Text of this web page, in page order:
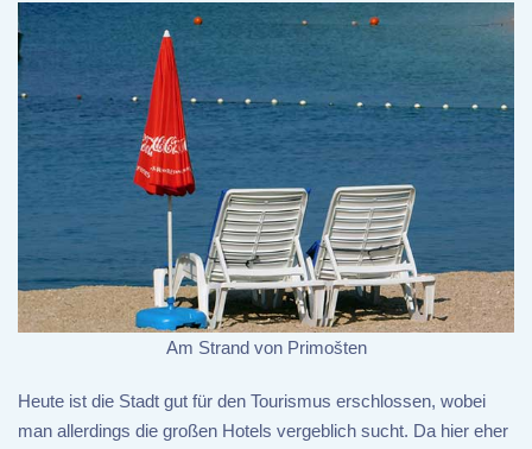
Am Strand von Primošten
Heute ist die Stadt gut für den Tourismus erschlossen, wobei
man allerdings die großen Hotels vergeblich sucht. Da hier eher